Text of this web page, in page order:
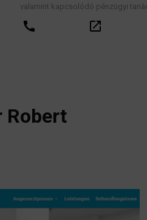
kapcsolódó pénzügyi tanácsadás.
Robert